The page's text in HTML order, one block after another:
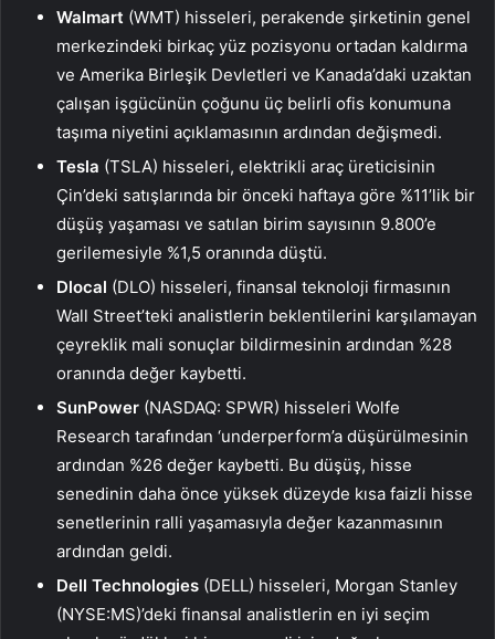
Walmart (WMT) hisseleri, perakende şirketinin genel
merkezindeki birkaç yüz pozisyonu ortadan kaldırma
ve Amerika Birleşik Devletleri ve Kanada’daki uzaktan
çalışan işgücünün çoğunu üç belirli ofis konumuna
taşıma niyetini açıklamasının ardından değişmedi.
Tesla (TSLA) hisseleri, elektrikli araç üreticisinin
Çin’deki satışlarında bir önceki haftaya göre %11’lik bir
düşüş yaşaması ve satılan birim sayısının 9.800’e
gerilemesiyle %1,5 oranında düştü.
Dlocal (DLO) hisseleri, finansal teknoloji firmasının
Wall Street’teki analistlerin beklentilerini karşılamayan
çeyreklik mali sonuçlar bildirmesinin ardından %28
oranında değer kaybetti.
SunPower (NASDAQ: SPWR) hisseleri Wolfe
Research tarafından ‘underperform’a düşürülmesinin
ardından %26 değer kaybetti. Bu düşüş, hisse
senedinin daha önce yüksek düzeyde kısa faizli hisse
senetlerinin ralli yaşamasıyla değer kazanmasının
ardından geldi.
Dell Technologies (DELL) hisseleri, Morgan Stanley
(NYSE:MS)’deki finansal analistlerin en iyi seçim